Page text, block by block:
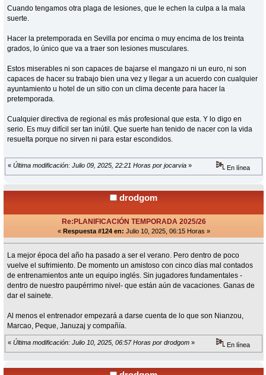
Cuando tengamos otra plaga de lesiones, que le echen la culpa a la mala
suerte.
Hacer la pretemporada en Sevilla por encima o muy encima de los treinta
grados, lo único que va a traer son lesiones musculares.
Estos miserables ni son capaces de bajarse el mangazo ni un euro, ni son
capaces de hacer su trabajo bien una vez y llegar a un acuerdo con cualquier
ayuntamiento u hotel de un sitio con un clima decente para hacer la
pretemporada.
Cualquier directiva de regional es más profesional que esta. Y lo digo en
serio. Es muy difícil ser tan inútil. Que suerte han tenido de nacer con la vida
resuelta porque no sirven ni para estar escondidos.
« Última modificación: Julio 09, 2025, 22:21 Horas por jocarvia » En línea
drodgom
Re:PLANIFICACIÓN TEMPORADA 2025/26
« Respuesta #124 en: Julio 10, 2025, 06:15 Horas »
La mejor época del año ha pasado a ser el verano. Pero dentro de poco
vuelve el sufrimiento. De momento un amistoso con cinco días mal contados
de entrenamientos ante un equipo inglés. Sin jugadores fundamentales -
dentro de nuestro paupérrimo nivel- que están aún de vacaciones. Ganas de
dar el sainete.
Al menos el entrenador empezará a darse cuenta de lo que son Nianzou,
Marcao, Peque, Januzaj y compañía.
« Última modificación: Julio 10, 2025, 06:57 Horas por drodgom » En línea